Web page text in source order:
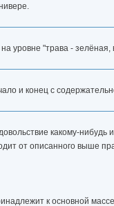
уровне "трава -
и конец с
какому-нибудь
от описанного выше
к основной